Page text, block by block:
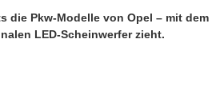
die Pkw-Modelle von Opel – mit
LED-Scheinwerfer zieht.